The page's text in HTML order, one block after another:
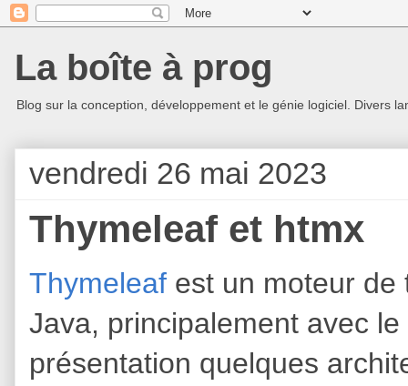
La boîte à prog
Blog sur la conception, développement et le génie logiciel. Divers
vendredi 26 mai 2023
Thymeleaf et htmx
Thymeleaf est un moteur de
Java, principalement avec
présentation quelques